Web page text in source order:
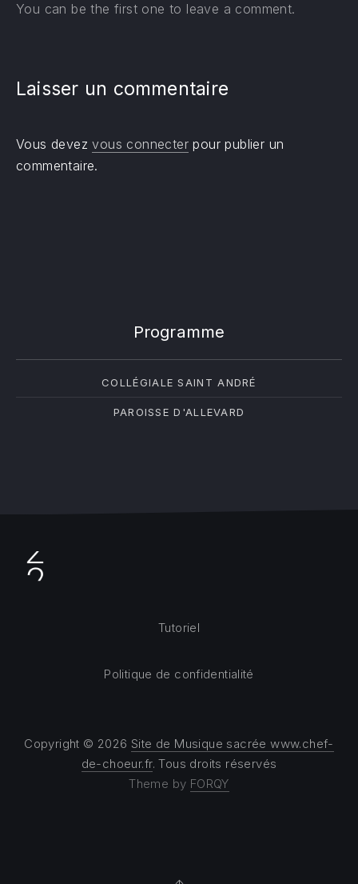
You can be the first one to leave a comment.
Laisser un commentaire
Vous devezvous connecter pour publier un
commentaire.
Programme
COLLÉGIALE SAINT ANDRÉ
PAROISSE D'ALLEVARD
Copyright © 2026 Site de Musique sacrée www.chef-
de-choeur.fr. Tous droits réservés
Theme by FORQY
Tutoriel
Politique de confidentialité